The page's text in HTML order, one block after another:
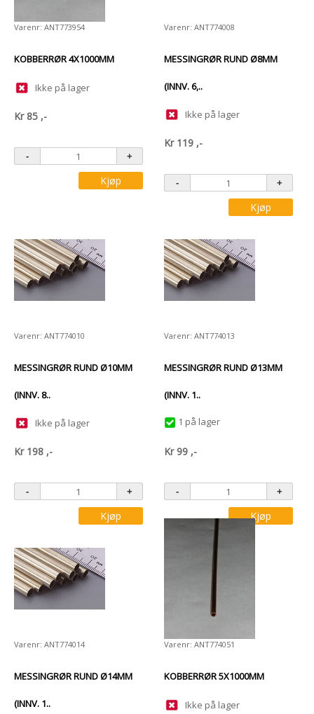
Varenr: ANT773954
KOBBERRØR 4X1000MM
Ikke på lager
Kr 85 ,-
Kjøp
Varenr: ANT774008
MESSINGRØR RUND Ø8MM
(INNV. 6,..
Ikke på lager
Kr 119 ,-
Kjøp
Varenr: ANT774010
MESSINGRØR RUND Ø10MM
(INNV. 8..
Ikke på lager
Kr 198 ,-
Kjøp
Varenr: ANT774013
MESSINGRØR RUND Ø13MM
(INNV. 1..
1 på lager
Kr 99 ,-
Kjøp
Varenr: ANT774014
MESSINGRØR RUND Ø14MM
(INNV. 1..
Varenr: ANT774051
KOBBERRØR 5X1000MM
Ikke på lager